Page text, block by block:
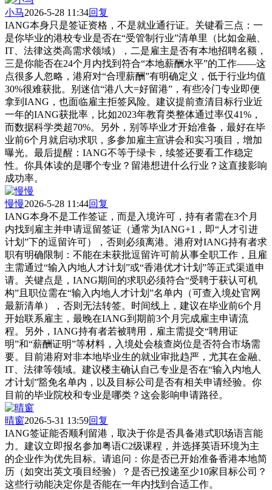
小马2026-5-28 11:34回复
IANG本身只是签证资格，不是就业通行证。关键看三点：一
是你毕业的港校专业是否在“受管制行业”清单里（比如金融、
IT、法律这类高需求领域），二是雇主是否有本地招聘名额，
三是你能否在24个月内找到符合“本地薪酬水平”的工作——这
点很多人忽略，港府对“合理薪酬”有明确定义，低于行业均值
30%很难获批。别迷信“港八大=好留港”，有些冷门专业即便
拿到IANG，也面临雇主拒签风险。建议提前查清目标行业近
一年的IANG获批率，比如2023年教育类整体通过率仅41%，
而数据科学类超70%。另外，别等毕业才开始准备，最好在毕
业前6个月就启动求职，多参加雇主宣讲会和实习项目，增加
曝光。最后提醒：IANG不等于绿卡，续签还要看工作稳定
性。你具体读的是哪个专业？留港想进什么行业？这直接影响
成功率。
慢慢2026-5-28 11:44回复
IANG本身不是工作签证，而是入境许可，持有者需在3个月
内找到雇主并申请逗留签证（通常为IANG+1，即“人才引进
计划”下的逗留许可），否则必须离港。港府对IANG持有者求
职有明确限制：不能在未获批逗留许可前从事全职工作，且雇
主需通过“输入内地人才计划”或“香港优才计划”等正式渠道申
请。关键点是，IANG期间的求职必须符合“受聘于获认可机
构”且职位需在“输入内地人才计划”名单内（可查入境处官网
最新清单），否则无法转签。时间线上，建议在毕业前6个月
开始联系雇主，最晚在IANG到期前3个月完成雇主申请流
程。另外，IANG持有者若被聘用，雇主需提交“聘用证
明”和“薪酬证明”等材料，入境处会核查岗位是否符合市场需
要。目前港府对非本地毕业生的就业审批趋严，尤其在金融、
IT、法律等领域。建议楼主确认自己专业是否在“输入内地人
才计划”豁免名单内，以及目标公司是否有相关申请经验。你
目前的毕业院校和专业是哪类？这会影响申请路径。
晴窗2026-5-31 13:59回复
IANG签证能否顺利留港，取决于你是否具备港式职场语言能
力。建议立即报名参加粤语C2级课程，并选择英语环境为主
的企业作为优先目标。请追问：你是否已开始准备香港本地简
历（如突出英文项目经验）？是否已投递至少10家目标公司？
这些行动能决定你是否能在一年内找到合适工作。